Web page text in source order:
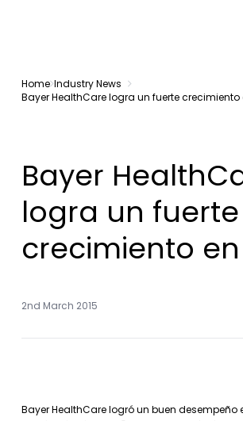
Home Industry News
Bayer HealthCare logra un fuerte crecimiento
Bayer
logra un fuerte
crecimiento en
2nd March 2015
Bayer HealthCare logró un buen desempeño